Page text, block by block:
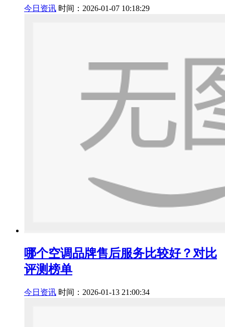
今日资讯 时间：2026-01-07 10:18:29
哪个空调品牌售后服务比较好？对比
评测榜单
今日资讯 时间：2026-01-13 21:00:34